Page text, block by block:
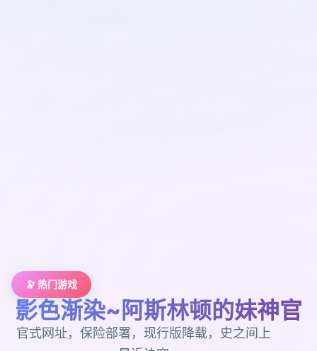
🔭 热门游戏
影色渐染~阿斯林顿的妹神官
官式网址，保险部署，现行版降载，史之间上